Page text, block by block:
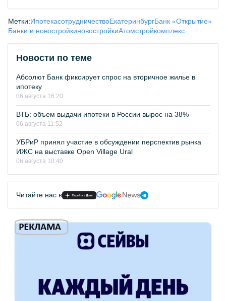
Метки:ИпотекасотрудничествоЕкатеринбургБанк «Открытие»
Банки и новостройкиновостройкиАтомстройкомплекс
Новости по теме
Абсолют Банк фиксирует спрос на вторичное жилье в
ипотеку
06 августа 16:20
ВТБ: объем выдачи ипотеки в России вырос на 38%
06 августа 11:52
УБРиР принял участие в обсуждении перспектив рынка
ИЖС на выставке Open Village Ural
06 августа 10:40
Читайте нас в